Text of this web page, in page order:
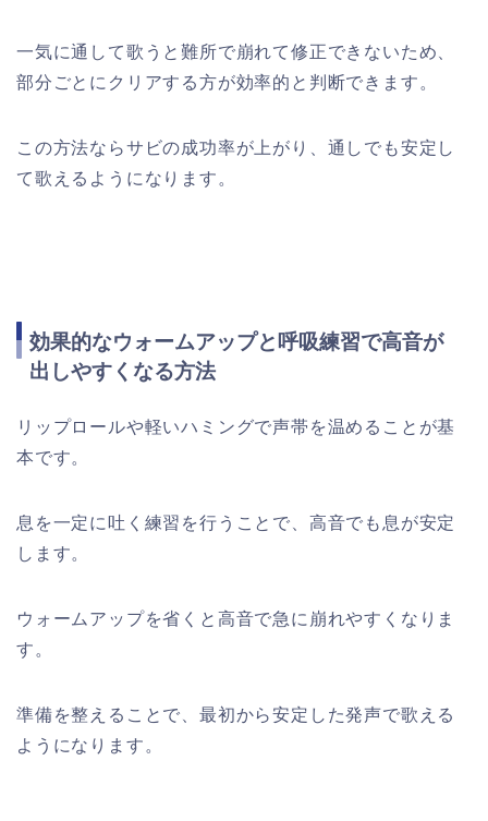
一気に通して歌うと難所で崩れて修正できないため、
部分ごとにクリアする方が効率的と判断できます。
この方法ならサビの成功率が上がり、通しでも安定し
て歌えるようになります。
効果的なウォームアップと呼吸練習で高音が
出しやすくなる方法
リップロールや軽いハミングで声帯を温めることが基
本です。
息を一定に吐く練習を行うことで、高音でも息が安定
します。
ウォームアップを省くと高音で急に崩れやすくなりま
す。
準備を整えることで、最初から安定した発声で歌える
ようになります。